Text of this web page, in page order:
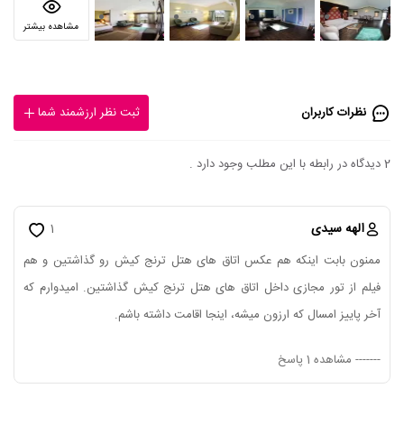
مشاهده بیشتر
نظرات کاربران ثبت نظر ارزشمند شما
2 دیدگاه در رابطه با این مطلب وجود دارد .
الهه سیدی
ممنون بابت اینکه هم عکس اتاق های هتل ترنج کیش رو گذاشتین و هم
فیلم از تور مجازی داخل اتاق های هتل ترنج کیش گذاشتین. امیدوارم ‌که
آخر پاییز امسال که ارزون میشه، اینجا اقامت داشته باشم.
1
------- مشاهده 1 پاسخ